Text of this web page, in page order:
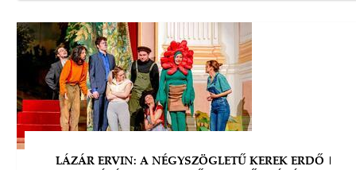
LÁZÁR ERVIN: A NÉGYSZÖGLETŰ KEREK ERDŐ |